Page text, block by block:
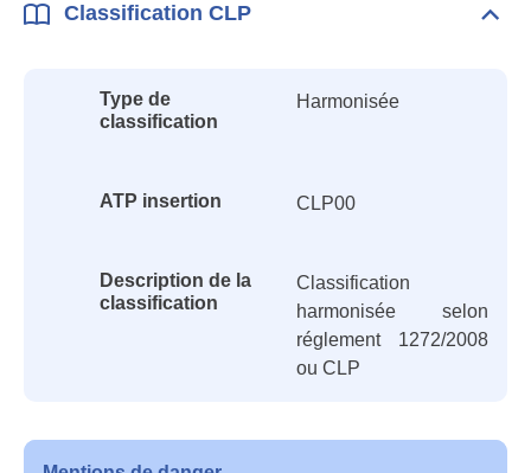
Classification CLP
Type de
classification
Harmonisée
ATP insertion CLP00
Description de la
classification
Classification
harmonisée selon
réglement 1272/2008
ou CLP